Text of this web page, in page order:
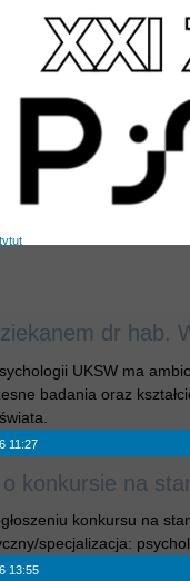
dr hab.
UKSW ma
badania oraz
11:27
o konkursie na
konkursu na
specjalizacja:
13:55